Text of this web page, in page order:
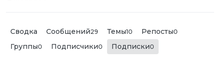
Сводка Сообщений29 Темы10 Репосты0
Группы0 Подписчики0 Подписки0